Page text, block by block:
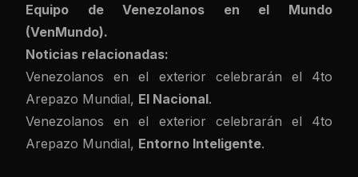
Equipo de Venezolanos en el Mundo
(VenMundo).
Noticias relacionadas:
Venezolanos en el exterior celebrarán el 4to
Arepazo Mundial, El Nacional.
Venezolanos en el exterior celebrarán el 4to
Arepazo Mundial, Entorno Inteligente.